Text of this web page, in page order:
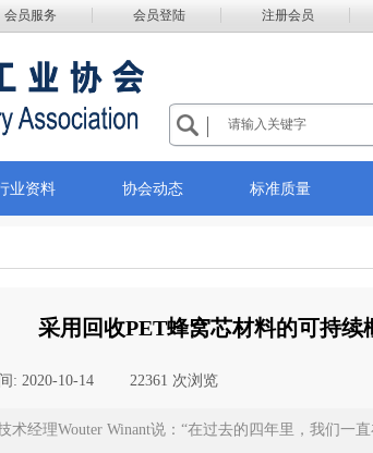
会员服务 会员登陆 注册会员
业资料 协会动态 标准质量
采用回收PET蜂窝芯材料的可持续
: 2020-10-14 22361 次浏览
术经理Wouter Winant说：“在过去的四年里，我们一